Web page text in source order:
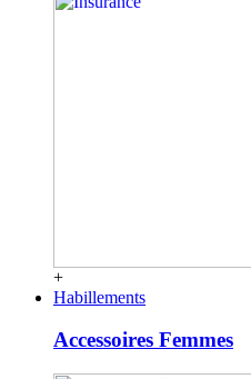
+
Habillements
Accessoires Femmes